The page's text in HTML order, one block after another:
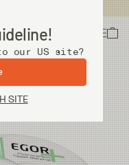
our US site?
SITE